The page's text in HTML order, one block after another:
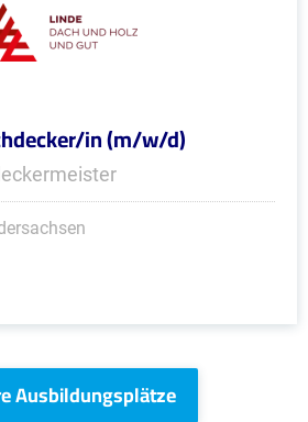
in (m/w/d)
Ausbildungsplätze